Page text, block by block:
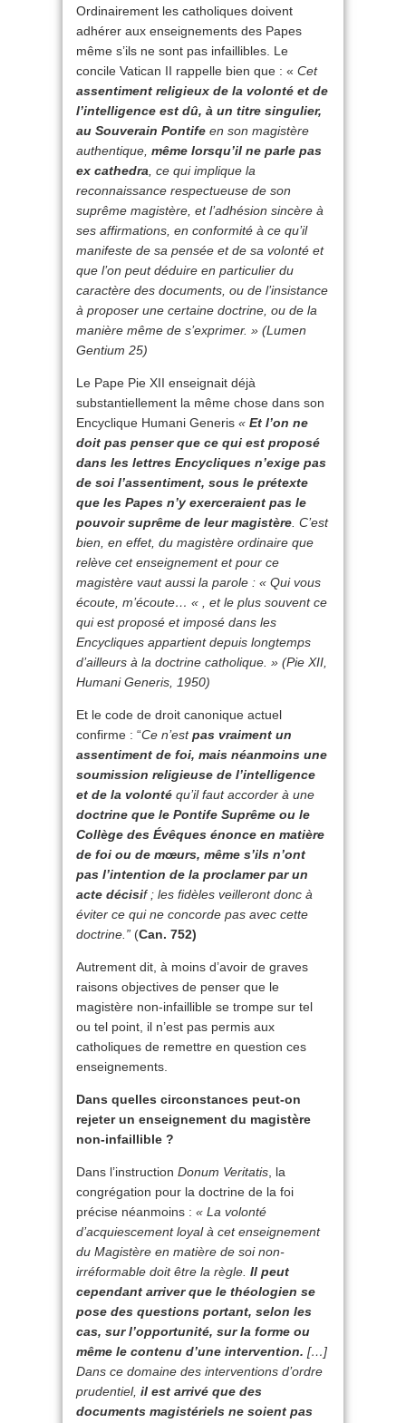
Ordinairement les catholiques doivent
adhérer aux enseignements des Papes
même s’ils ne sont pas infaillibles. Le
concile Vatican II rappelle bien que : « Cet
assentiment religieux de la volonté et de
l’intelligence est dû, à un titre singulier,
au Souverain Pontife en son magistère
authentique, même lorsqu’il ne parle pas
ex cathedra, ce qui implique la
reconnaissance respectueuse de son
suprême magistère, et l’adhésion sincère à
ses affirmations, en conformité à ce qu’il
manifeste de sa pensée et de sa volonté et
que l’on peut déduire en particulier du
caractère des documents, ou de l’insistance
à proposer une certaine doctrine, ou de la
manière même de s’exprimer. » (Lumen
Gentium 25)
Le Pape Pie XII enseignait déjà
substantiellement la même chose dans son
Encyclique Humani Generis « Et l’on ne
doit pas penser que ce qui est proposé
dans les lettres Encycliques n’exige pas
de soi l’assentiment, sous le prétexte
que les Papes n’y exerceraient pas le
pouvoir suprême de leur magistère. C’est
bien, en effet, du magistère ordinaire que
relève cet enseignement et pour ce
magistère vaut aussi la parole : « Qui vous
écoute, m’écoute… « , et le plus souvent ce
qui est proposé et imposé dans les
Encycliques appartient depuis longtemps
d’ailleurs à la doctrine catholique. » (Pie XII,
Humani Generis, 1950)
Et le code de droit canonique actuel
confirme : “Ce n’estpas vraiment un
assentiment de foi, mais néanmoins une
soumission religieuse de l’intelligence
et de la volonté qu’il faut accorder à une
doctrine que le Pontife Suprême ou le
Collège des Évêques énonce en matière
de foi ou de mœurs, même s’ils n’ont
pas l’intention de la proclamer par un
acte décisif ; les fidèles veilleront donc à
éviter ce qui ne concorde pas avec cette
doctrine.” (Can. 752)
Autrement dit, à moins d’avoir de graves
raisons objectives de penser que le
magistère non-infaillible se trompe sur tel
ou tel point, il n’est pas permis aux
catholiques de remettre en question ces
enseignements.
Dans quelles circonstances peut-on
rejeter un enseignement du magistère
non-infaillible ?
Dans l’instruction Donum Veritatis, la
congrégation pour la doctrine de la foi
précise néanmoins : « La volonté
d’acquiescement loyal à cet enseignement
du Magistère en matière de soi non-
irréformable doit être la règle. Il peut
cependant arriver que le théologien se
pose des questions portant, selon les
cas, sur l’opportunité, sur la forme ou
même le contenu d’une intervention. […]
Dans ce domaine des interventions d’ordre
prudentiel, il est arrivé que des
documents magistériels ne soient pas